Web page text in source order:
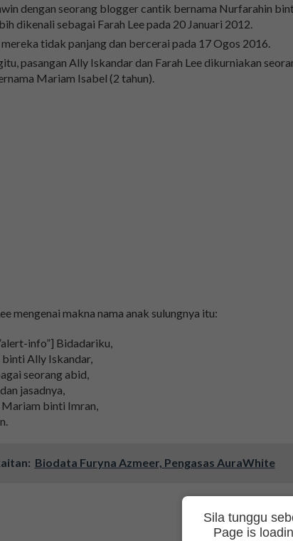
dengan seorang blogger cantik bernama Nurfarahin
dikenali sebagai Farah Lee pada 20 Januari 2012.
tidak panjang dan bercerai pada 17 Ogos 2016.
pasangan Ally Iskandar dan Farah Lee dikurniakan
Mariam Isabel (2 tahun).
mengenai makna nama anak sulungnya itu:
info”] Bidadariku,
Ally Iskandar,
seorang abid,
jasadnya,
binti Imran,
Biodata Furyna Azmeer, Pengasas AuraWhite
Sila tunggu
Page is